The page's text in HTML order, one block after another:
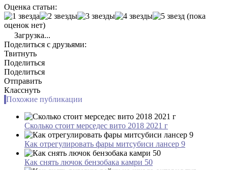
Оценка статьи:
(пока
оценок нет)
Загрузка...
Поделиться с друзьями:
Твитнуть
Поделиться
Поделиться
Отправить
Класснуть
Похожие публикации
Сколько стоит мерседес вито 2018 2021 г
Как отрегулировать фары митсубиси лансер 9
Как снять лючок бензобака камри 50